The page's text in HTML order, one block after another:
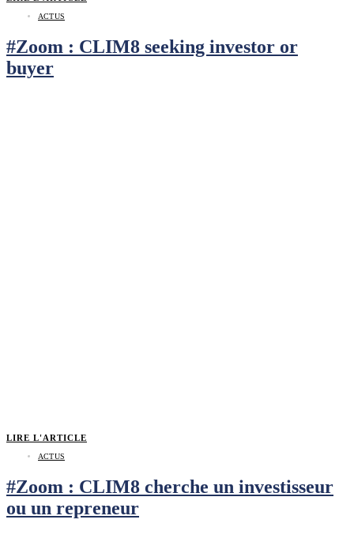
ACTUS
#Zoom : CLIM8 seeking investor or
buyer
LIRE L'ARTICLE
ACTUS
#Zoom : CLIM8 cherche un investisseur
ou un repreneur